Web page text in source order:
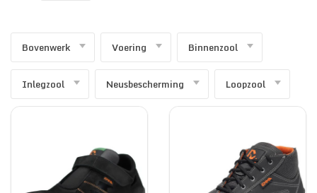
Bovenwerk Voering Binnenzool
Inlegzool Neusbescherming Loopzool